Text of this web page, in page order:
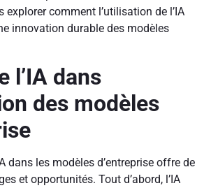
explorer comment l’utilisation de l’IA
innovation durable des modèles
l’IA dans
des modèles
dans les modèles d’entreprise offre de
et opportunités. Tout d’abord, l’IA